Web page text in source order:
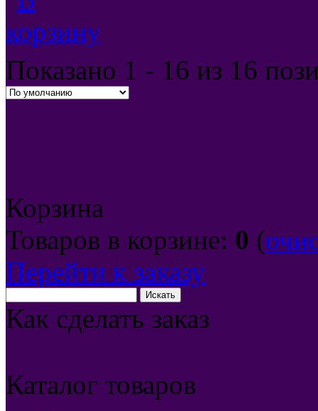
Показано 1 - 16 из 16
Корзина
Товаров в корзине: 0 (
Перейти к заказу
Как сделать заказ
Каталог товаров